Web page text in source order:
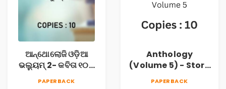
ଆନ୍ଥୋଲୋଜି ଓଡ଼ିଆ
ଭଲ୍ୟୁମ୍ 2- କବିତା ୧୦ଟି
PAPERBACK
Anthology
(Volume 5) - Story
PAPERBACK